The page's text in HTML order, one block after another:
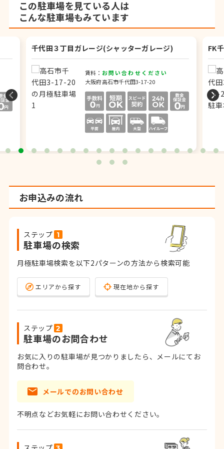
この駐車場を見ている人は
こんな駐車場もみています
千代田３丁目ガレージ(シャッターガレージ)
賃料： お問い合わせください
大阪府高石市千代田3-17-20
FK
お申込みの流れ
ステップ
駐車場の検索
月極駐車場検索を以下2パターンの方法から検索可能
エリアから探す 現在地から探す
ステップ
駐車場のお問合わせ
お気に入りの駐車場が見つかりましたら、メールにてお
問合わせ。
メールでのお問い合わせ
不明点などお気軽にお問い合わせください。